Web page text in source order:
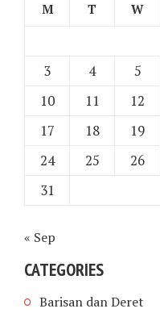
M T W
3
4 5
10
11 12
17
18 19
24
25 26
31
« Sep
CATEGORIES
Barisan dan Deret